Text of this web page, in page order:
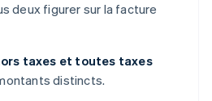
deux figurer sur la facture
taxes et toutes taxes
distincts.